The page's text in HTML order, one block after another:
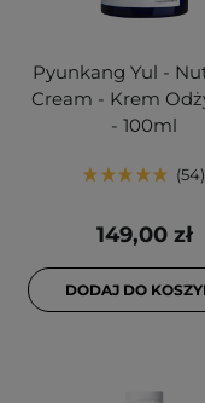
Pyunkang Yul -
Cream - Krem
- 100ml
54
149,00 zł
DODAJ DO